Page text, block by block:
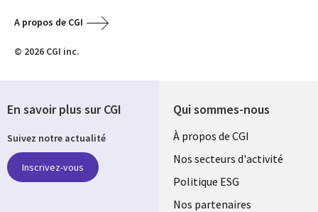
A propos de CGI
© 2026 CGI inc.
Qui sommes-nous
Useful
links
FRANCE
À propos de CGI
Nos secteurs d'activité
Politique ESG
Nos partenaires
En savoir plus sur CGI
Suivez notre actualité
Inscrivez-vous